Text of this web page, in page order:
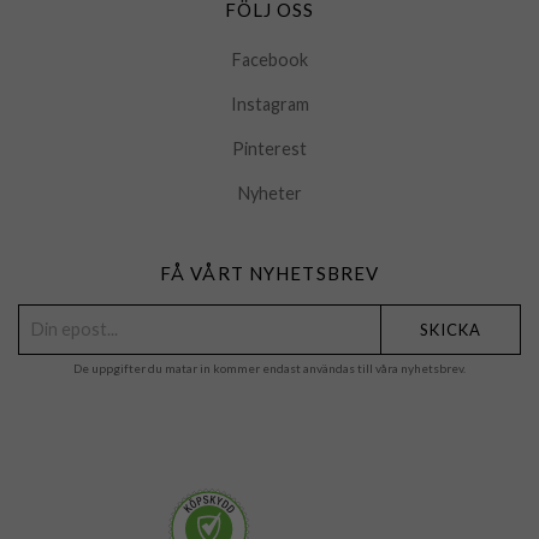
FÖLJ OSS
Facebook
Instagram
Pinterest
Nyheter
FÅ VÅRT NYHETSBREV
SKICKA
De uppgifter du matar in kommer endast användas till våra nyhetsbrev.